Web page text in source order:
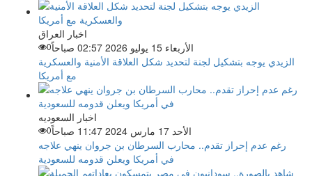
اخبار العراق
الأربعاء 15 يوليو 2026 02:57 صباحاً
0
الزيدي يوجه بتشكيل لجنة لتحديد شكل العلاقة الأمنية والعسكرية
مع أمريكا
اخبار السعوديه
الأحد 17 مارس 2024 11:47 صباحاً
0
رغم عدم إحراز تقدم.. محارب السرطان بن جروان ينهي علاجه
في أمريكا ويعلن قدومه للسعودية